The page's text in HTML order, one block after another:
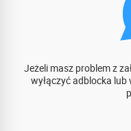
Jeżeli masz problem z
wyłączyć adblocka